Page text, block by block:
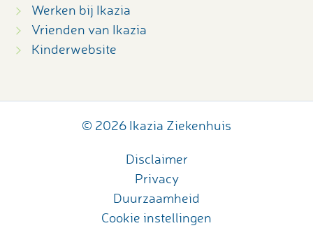
Werken bij Ikazia
Vrienden van Ikazia
Kinderwebsite
© 2026 Ikazia Ziekenhuis
Disclaimer
Privacy
Duurzaamheid
Cookie instellingen